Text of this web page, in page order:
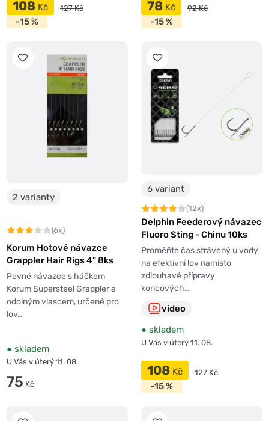
108 Kč 127 Kč
-15 %
78 Kč 92 Kč
-15 %
2 varianty
(6x)
Korum Hotové návazce
Grappler Hair Rigs 4" 8ks
Pevné návazce s háčkem
Korum Supersteel Grappler a
odolným vlascem, určené pro
lov…
● skladem
U Vás v úterý 11. 08.
75 Kč
6 variant
(12x)
Delphin Feederový návazec
Fluoro Sting - Chinu 10ks
Proměňte čas strávený u vody
na efektivní lov namísto
zdlouhavé přípravy
koncových…
video
● skladem
U Vás v úterý 11. 08.
108 Kč 127 Kč
-15 %